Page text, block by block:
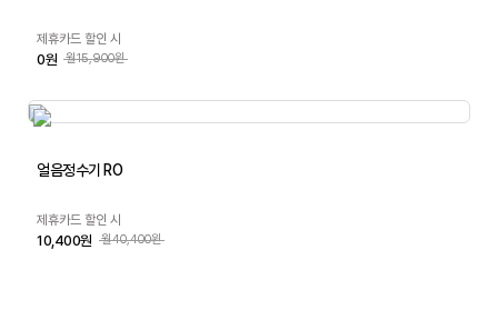
제휴카드 할인 시
0원 월15,900원
얼음정수기 RO
제휴카드 할인 시
10,400원 월40,400원